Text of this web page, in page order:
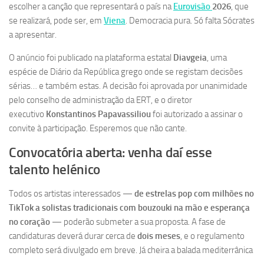
escolher a canção que representará o país naEurovisão 2026, que
se realizará, pode ser, em Viena. Democracia pura. Só falta Sócrates
a apresentar.
O anúncio foi publicado na plataforma estatal Diavgeia, uma
espécie de Diário da República grego onde se registam decisões
sérias… e também estas. A decisão foi aprovada por unanimidade
pelo conselho de administração da ERT, e o diretor
executivo Konstantinos Papavassilioufoi autorizado a assinar o
convite à participação. Esperemos que não cante.
Convocatória aberta: venha daí esse
talento helénico
Todos os artistas interessados — de estrelas pop com milhões no
TikTok a solistas tradicionais com bouzouki na mão e esperança
no coração — poderão submeter a sua proposta. A fase de
candidaturas deverá durar cerca de dois meses, e o regulamento
completo será divulgado em breve. Já cheira a balada mediterrânica